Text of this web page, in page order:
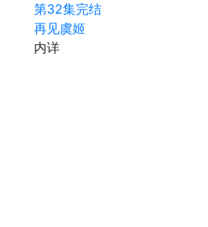
第32集完结
再见虞姬
内详